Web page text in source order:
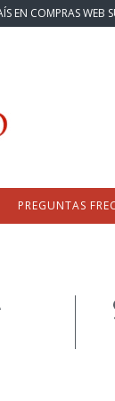
EN COMPRAS WEB
PREGUNTAS